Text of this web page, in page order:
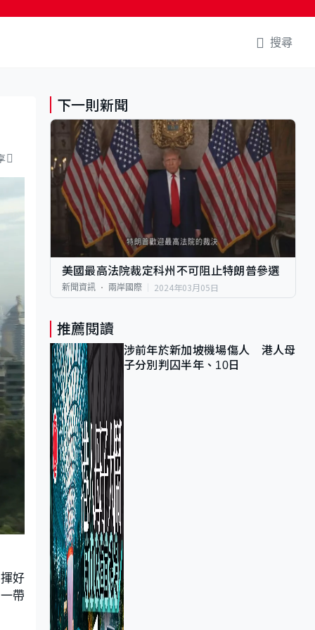
搜尋
好
帶
下一則新聞
美國最高法院裁定科州不可阻止特朗普參選
新聞資訊 兩岸國際 2024年03月05日
推薦閱讀
涉前年於新加坡機場傷人 港人母
子分別判囚半年、10日